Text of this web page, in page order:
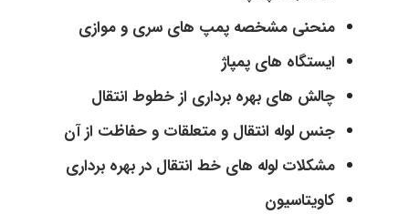
منحنی مشخصه پمپ های سری و موازی
ایستگاه های پمپاژ
چالش های بهره برداری از خطوط انتقال
جنس لوله انتقال و متعلقات و حفاظت از آن
مشکلات لوله های خط انتقال در بهره برداری
کاویتاسیون